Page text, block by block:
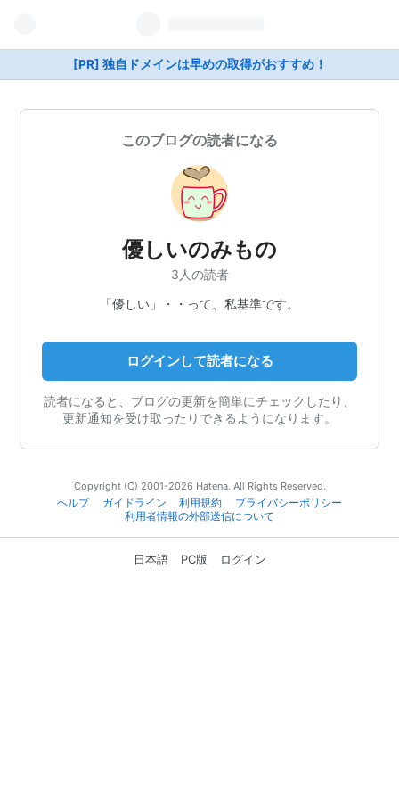
[PR] 独自ドメインは早めの取得がおすすめ！
このブログの読者になる
優しいのみもの
3人の読者
「優しい」・・って、私基準です。
ログインして読者になる
読者になると、ブログの更新を簡単にチェックしたり、
更新通知を受け取ったりできるようになります。
Copyright (C) 2001-2026 Hatena. All Rights Reserved.
ヘルプ
ガイドライン 利用規約
プライバシーポリシー
利用者情報の外部送信について
日本語 PC版 ログイン